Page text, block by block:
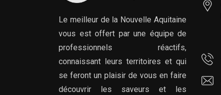
Le meilleur de la Nouvelle Aquitaine
vous est offert par une équipe de
professionnels réactifs,
connaissant leurs territoires et qui
se feront un plaisir de vous en faire
découvrir les saveurs et les